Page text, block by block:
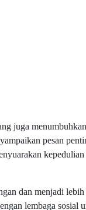
juga
pesan
kepedulian
dan menjadi
lembaga sosial